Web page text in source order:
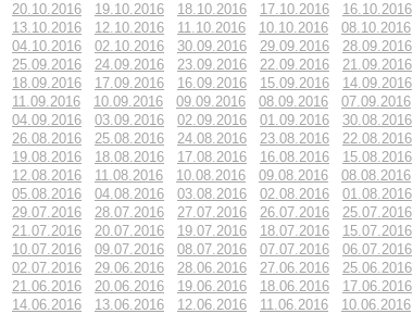
20.10.2016 19.10.2016 18.10.2016 17.10.2016
16.10.2016
13.10.2016 12.10.2016 11.10.2016 10.10.2016
08.10.2016
04.10.2016 02.10.2016 30.09.2016 29.09.2016
28.09.2016
25.09.2016 24.09.2016 23.09.2016 22.09.2016
21.09.2016
18.09.2016 17.09.2016 16.09.2016 15.09.2016
14.09.2016
11.09.2016 10.09.2016 09.09.2016 08.09.2016
07.09.2016
04.09.2016 03.09.2016 02.09.2016 01.09.2016
30.08.2016
26.08.2016 25.08.2016 24.08.2016 23.08.2016
22.08.2016
19.08.2016 18.08.2016 17.08.2016 16.08.2016
15.08.2016
12.08.2016 11.08.2016 10.08.2016 09.08.2016
08.08.2016
05.08.2016 04.08.2016 03.08.2016 02.08.2016
01.08.2016
29.07.2016 28.07.2016 27.07.2016 26.07.2016
25.07.2016
21.07.2016 20.07.2016 19.07.2016 18.07.2016
15.07.2016
10.07.2016 09.07.2016 08.07.2016 07.07.2016
06.07.2016
02.07.2016 29.06.2016 28.06.2016 27.06.2016
25.06.2016
21.06.2016 20.06.2016 19.06.2016 18.06.2016
17.06.2016
14.06.2016 13.06.2016 12.06.2016 11.06.2016
10.06.2016